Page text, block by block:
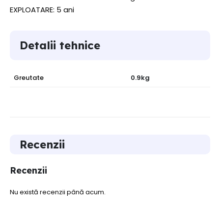
EXPLOATARE: 5 ani
Detalii tehnice
Greutate 0.9kg
Recenzii
Recenzii
Nu există recenzii până acum.